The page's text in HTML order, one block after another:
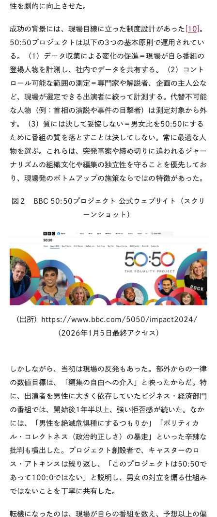
性を劇的に向上させた。
成功の背景には、現場目線に立った制度設計があった [10]。
50:50 プロジェクトは以下の3つの基本原則で運用されてい
る。（1）データ収集による変化の促進＝現場が自ら番組の
登場人物を計測し、社内でデータを共有する。（2）コント
ロール可能な範囲の測定＝専門家や解説者、企画の主人公な
ど、現場が選定できる出演者に絞って計測する。代替不可能
な人物（例：首相の演説や事件の目撃者）は測定対象から外
す。（3）質には決して妥協しない＝男女比を50:50 にする
ために番組の質を落とすことは決してしない。常に最適な人
物を選ぶ。これらは、突発事案や締め切りに追われるジャー
ナリズムの組織文化や編集の独立性を守ることを優先してお
り、現場発のボトムアップの施策ならではの特徴があった。
図２ BBC 50:50 プロジェクト 公式ウェブサイト（スクリ
ーンショット）
（出所） https://www.bbc.com/5050/impact2024/
（2026年1月5日最終アクセス）
しかしながら、当初は現場の反発もあった。部外からの一律
の数値目標は、「編集の自由への介入」と映ったからだ。特
に、出演者を男性に大きく依存していたビジネス・経済部門
の番組では、開始後1年半以上、強い拒否感が続いた。なか
には、「男性を絶滅危惧種にするつもりか」「ポリティカ
ル・コレクトネス（政治的正しさ）の暴走」といった辛辣な
批判も噴出した。プロジェクト創設者で、キャスターのロ
ス・アトキンスは繰り返し、「このプロジェクトは50:50で
あって 100:0ではない」と説明し、男女の対立を煽る仕組み
ではないことを丁寧に共有した。
転機になったのは、現場が自らの番組を数え、予想以上の偏